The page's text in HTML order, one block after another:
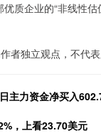
质企业的“非线性估
者独立观点，不代
主力资金净买入
，上看23.70美元